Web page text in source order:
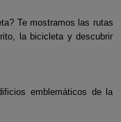
Te mostramos las rutas
la bicicleta y descubrir
emblemáticos de la